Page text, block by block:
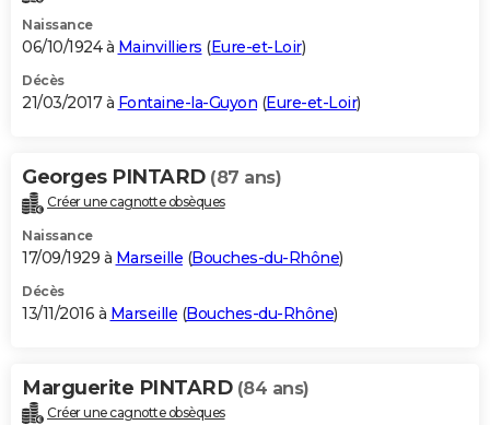
Naissance
06/10/1924 à Mainvilliers (Eure-et-Loir)
Décès
21/03/2017 à Fontaine-la-Guyon (Eure-et-Loir)
Georges PINTARD (87 ans)
Créer une cagnotte obsèques
Naissance
17/09/1929 à Marseille (Bouches-du-Rhône)
Décès
13/11/2016 à Marseille (Bouches-du-Rhône)
Marguerite PINTARD (84 ans)
Créer une cagnotte obsèques